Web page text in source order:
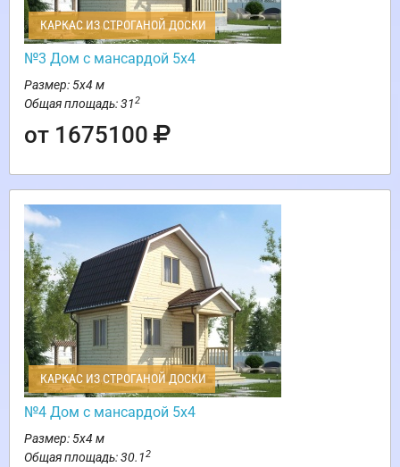
КАРКАС ИЗ СТРОГАНОЙ ДОСКИ
№3 Дом с мансардой 5х4
Размер: 5х4 м
Общая площадь: 312
от 1675100
КАРКАС ИЗ СТРОГАНОЙ ДОСКИ
№4 Дом с мансардой 5х4
Размер: 5х4 м
Общая площадь: 30.12